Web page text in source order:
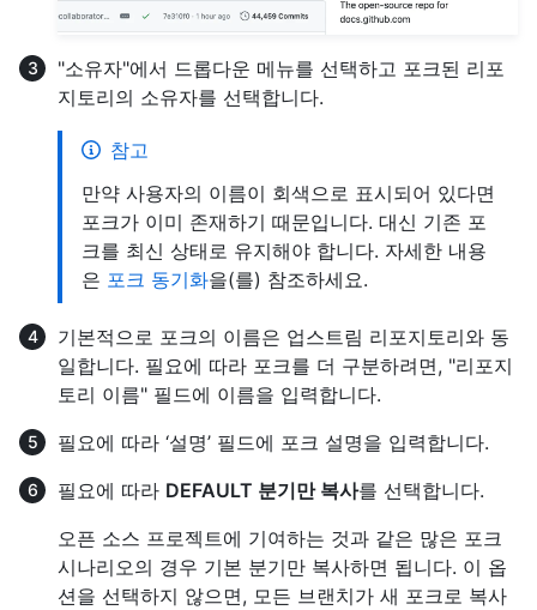
"소유자"에서 드롭다운 메뉴를 선택하고 포크된 리포
지토리의 소유자를 선택합니다.
참고
만약 사용자의 이름이 회색으로 표시되어 있다면
포크가 이미 존재하기 때문입니다. 대신 기존 포
크를 최신 상태로 유지해야 합니다. 자세한 내용
은 포크 동기화을(를) 참조하세요.
기본적으로 포크의 이름은 업스트림 리포지토리와 동
일합니다. 필요에 따라 포크를 더 구분하려면, "리포지
토리 이름" 필드에 이름을 입력합니다.
필요에 따라 ‘설명’ 필드에 포크 설명을 입력합니다.
필요에 따라 DEFAULT 분기만 복사를 선택합니다.
오픈 소스 프로젝트에 기여하는 것과 같은 많은 포크
시나리오의 경우 기본 분기만 복사하면 됩니다. 이 옵
션을 선택하지 않으면, 모든 브랜치가 새 포크로 복사